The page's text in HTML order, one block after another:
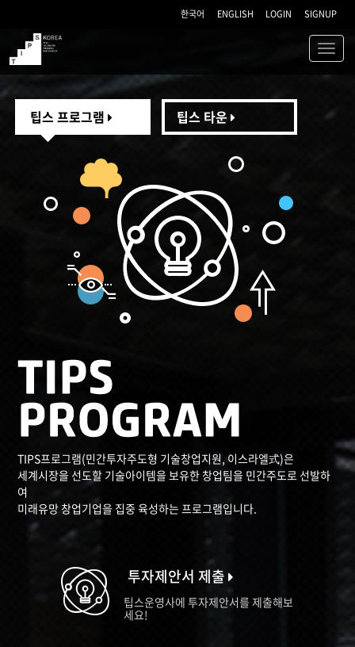
한국어 ENGLISH LOGIN SIGNUP
TIPS
팁스 프로그램 팁스 타운
TIPS프로그램(민간투자주도형 기술창업지원, 이스라엘式)은
세계시장을 선도할 기술아이템을 보유한 창업팀을 민간주도로 선발하
여
미래유망 창업기업을 집중 육성하는 프로그램입니다.
투자제안서 제출
팁스운영사에 투자제안서를 제출해보
세요!